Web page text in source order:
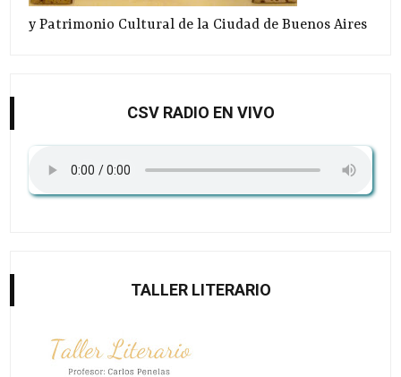
y Patrimonio Cultural de la Ciudad de Buenos Aires
CSV RADIO EN VIVO
TALLER LITERARIO